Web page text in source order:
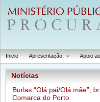
Inicio Apresentação Apoio
Notícias
Burlas “Olá pai/Olá mãe”;
Comarca do Porto